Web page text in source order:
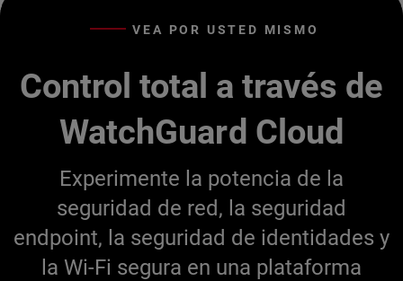
VEA POR USTED MISMO
Control total a través de
WatchGuard Cloud
Experimente la potencia de la
seguridad de red, la seguridad
endpoint, la seguridad de identidades y
la Wi-Fi segura en una plataforma